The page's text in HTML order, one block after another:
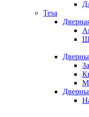
Tesa